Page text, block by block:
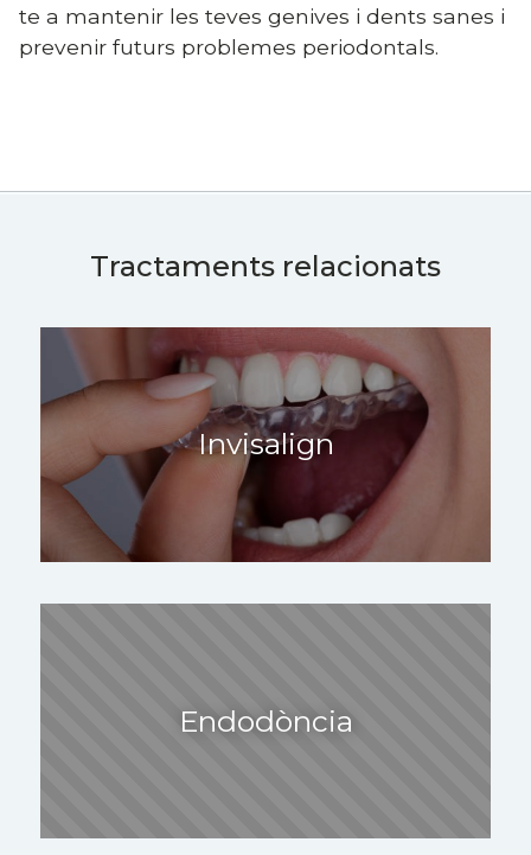
te a mantenir les teves genives i dents sanes i
prevenir futurs problemes periodontals.
Tractaments relacionats
Invisalign
Endodòncia